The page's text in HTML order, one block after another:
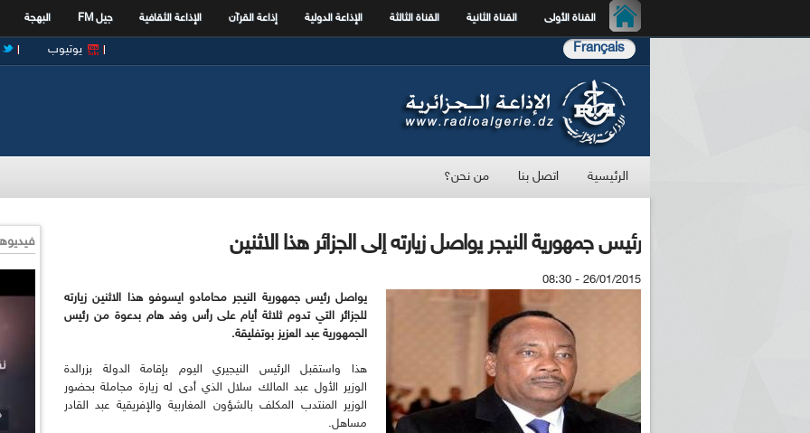
القناة الأولى القناة الثانية القناة الثالثة الإذاعة الدولية إذاعة القرآن الإذاعة الثقافية جيل FM البهجة
Français يوتيوب
الرئيسية اتصل بنا من نحن؟
رئيس جمهورية النيجر يواصل زيارته إلى الجزائر هذا الاثنين
26/01/2015 - 08:30
يواصل رئيس جمهورية النيجر محامادو ايسوفو هذا الاثنين زيارته
للجزائر التي تدوم ثلاثة أيام على رأس وفد هام بدعوة من رئيس
الجمهورية عبد العزيز بوتفليقة.
هذا واستقبل الرئيس النيجيري اليوم بإقامة الدولة بزرالدة
الوزير الأول عبد المالك سلال الذي أدى له زيارة مجاملة بحضور
الوزير المنتدب المكلف بالشؤون المغاربية والإفريقية عبد القادر
مساهل.